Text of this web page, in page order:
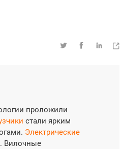
   
проложили
стали ярким
Электрические
Вилочные